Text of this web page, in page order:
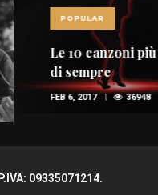
POPULAR
Le 10 canzoni
di sempre
FEB 6, 2017 36948
09335071214.